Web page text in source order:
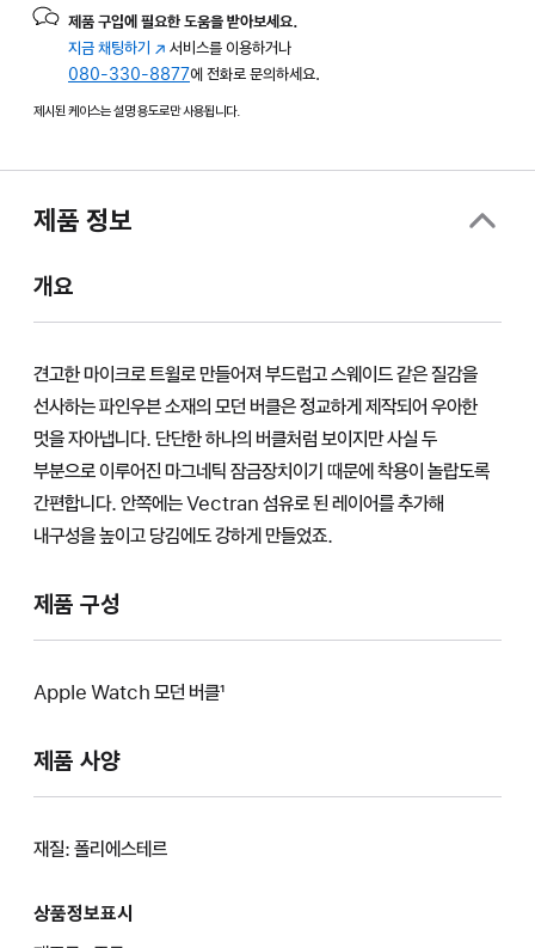
제품 구입에 필요한 도움을 받아보세요.
지금 채팅하기 (새
창에서
열림)
서비스를 이용하거나
080-330-8877에 전화로 문의하세요.
제시된 케이스는 설명 용도로만 사용됩니다.
제품 정보
개요
견고한 마이크로 트윌로 만들어져 부드럽고 스웨이드 같은 질감을
선사하는 파인우븐 소재의 모던 버클은 정교하게 제작되어 우아한
멋을 자아냅니다. 단단한 하나의 버클처럼 보이지만 사실 두
부분으로 이루어진 마그네틱 잠금장치이기 때문에 착용이 놀랍도록
간편합니다. 안쪽에는 Vectran 섬유로 된 레이어를 추가해
내구성을 높이고 당김에도 강하게 만들었죠.
제품 구성
Apple Watch 모던 버클¹
제품 사양
재질: 폴리에스테르
상품정보표시